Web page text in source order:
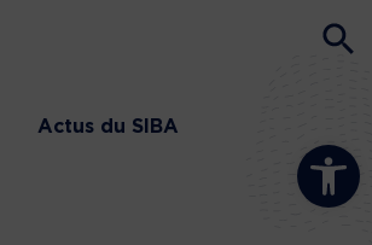
Ouvrir la
Actus du SIBA